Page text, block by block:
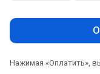
Нажимая «Оплатить»,